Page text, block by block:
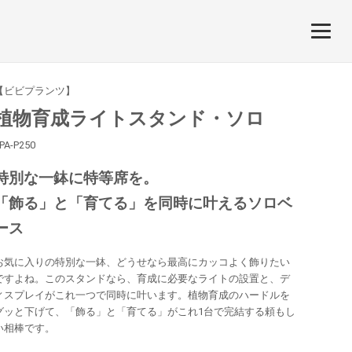
ビビプランツ】
物育成ライトスタンド・ソロ
P250
別な一鉢に特等席を。
飾る」と「育てる」を同時に叶えるソロベ
ス
気に入りの特別な一鉢、どうせなら最高にカッコよく飾りたい
すよね。このスタンドなら、育成に必要なライトの設置と、デ
スプレイがこれ一つで同時に叶います。植物育成のハードルを
ッと下げて、「飾る」と「育てる」がこれ1台で完結する頼もし
相棒です。